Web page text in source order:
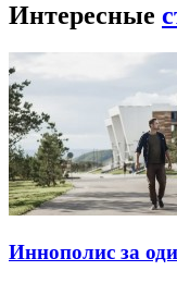
Интересные
Иннополис за